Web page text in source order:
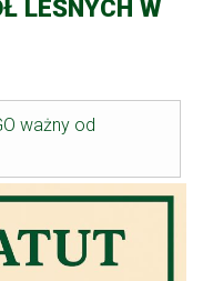
LEŚNYCH W
ważny od